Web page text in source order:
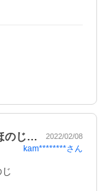
のじ… 2022/02/08
kam********さん